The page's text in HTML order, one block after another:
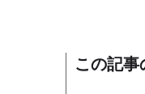
この記事